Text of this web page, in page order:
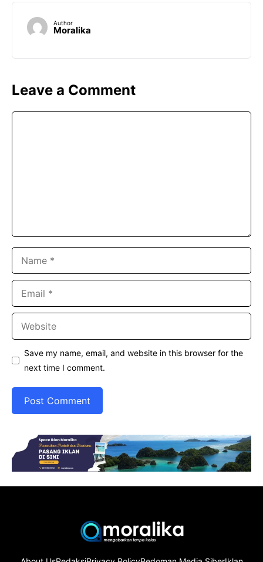
Author
Moralika
Leave a Comment
Save my name, email, and website in this browser for the
next time I comment.